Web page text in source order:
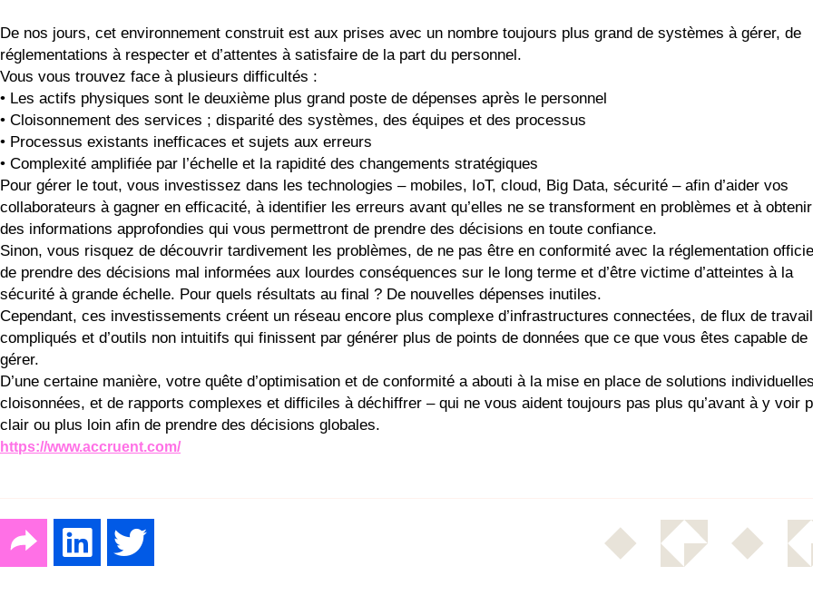
De nos jours, cet environnement construit est aux prises avec un nombre toujours plus grand de systèmes à gérer, de
réglementations à respecter et d’attentes à satisfaire de la part du personnel.
Vous vous trouvez face à plusieurs difficultés :
• Les actifs physiques sont le deuxième plus grand poste de dépenses après le personnel
• Cloisonnement des services ; disparité des systèmes, des équipes et des processus
• Processus existants inefficaces et sujets aux erreurs
• Complexité amplifiée par l’échelle et la rapidité des changements stratégiques
Pour gérer le tout, vous investissez dans les technologies – mobiles, IoT, cloud, Big Data, sécurité – afin d’aider vos
collaborateurs à gagner en efficacité, à identifier les erreurs avant qu’elles ne se transforment en problèmes et à obtenir
des informations approfondies qui vous permettront de prendre des décisions en toute confiance.
Sinon, vous risquez de découvrir tardivement les problèmes, de ne pas être en conformité avec la réglementation
de prendre des décisions mal informées aux lourdes conséquences sur le long terme et d’être victime d’atteintes à la
sécurité à grande échelle. Pour quels résultats au final ? De nouvelles dépenses inutiles.
Cependant, ces investissements créent un réseau encore plus complexe d’infrastructures connectées, de flux de travail
compliqués et d’outils non intuitifs qui finissent par générer plus de points de données que ce que vous êtes capable de
gérer.
D’une certaine manière, votre quête d’optimisation et de conformité a abouti à la mise en place de solutions
cloisonnées, et de rapports complexes et difficiles à déchiffrer – qui ne vous aident toujours pas plus qu’avant à y voir
clair ou plus loin afin de prendre des décisions globales.
https://www.accruent.com/